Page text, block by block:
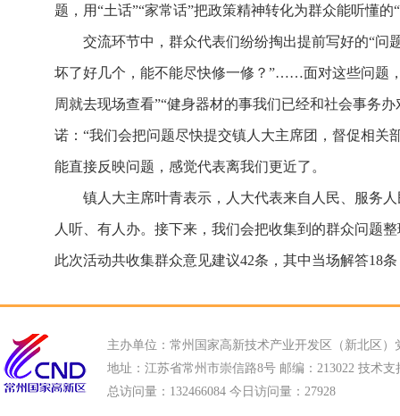
题，用“土话”“家常话”把政策精神转化为群众能听懂
交流环节中，群众代表们纷纷掏出提前写好的“问
坏了好几个，能不能尽快修一修？”……面对这些问题
周就去现场查看”“健身器材的事我们已经和社会事务
诺：“我们会把问题尽快提交镇人大主席团，督促相
能直接反映问题，感觉代表离我们更近了。
镇人大主席叶青表示，人大代表来自人民、服务
人听、有人办。接下来，我们会把收集到的群众问题
此次活动共收集群众意见建议42条，其中当场解答18
主办单位：常州国家高新技术产业开发区（新北区）
地址：江苏省常州市崇信路8号 邮编：213022 技术支
总访问量： 132466084 今日访问量： 27928